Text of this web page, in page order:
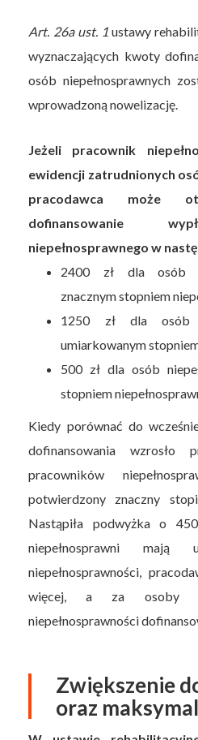
Art. 26a ust. 1ustawy
wyznaczających kwoty
osób niepełnosprawnych
wprowadzoną nowelizację.
Jeżeli pracownik
ewidencji zatrudnionych
pracodawca może
dofinansowanie
niepełnosprawnego w
2400 zł dla osób
znacznym stopniem
1250 zł dla osób
umiarkowanym
500 zł dla osób
stopniem
Kiedy porównać do
dofinansowania wzrosło
pracowników
potwierdzony znaczny
Nastąpiła podwyżka o
niepełnosprawni mają
niepełnosprawności,
więcej, a za osoby
niepełnosprawności
Zwiększenie
oraz